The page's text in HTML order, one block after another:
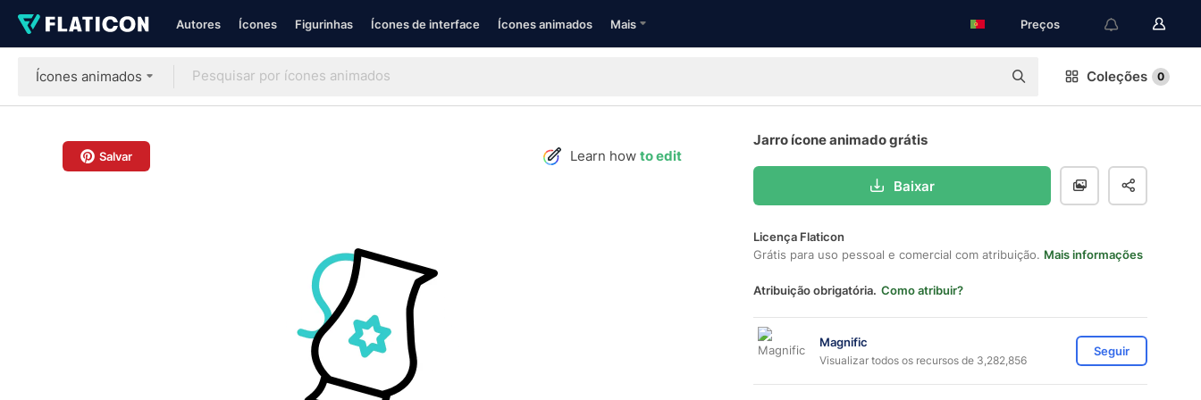
Autores Ícones Figurinhas Ícones de interface Ícones animados Mais Preços
Ícones animados Coleções 0
Salvar Learn how to edit
Jarro ícone animado grátis
Baixar
Licença Flaticon
Grátis para uso pessoal e comercial com atribuição. Mais informações
Atribuição obrigatória. Como atribuir?
Magnific
Visualizar todos os recursos de 3,282,856
Seguir